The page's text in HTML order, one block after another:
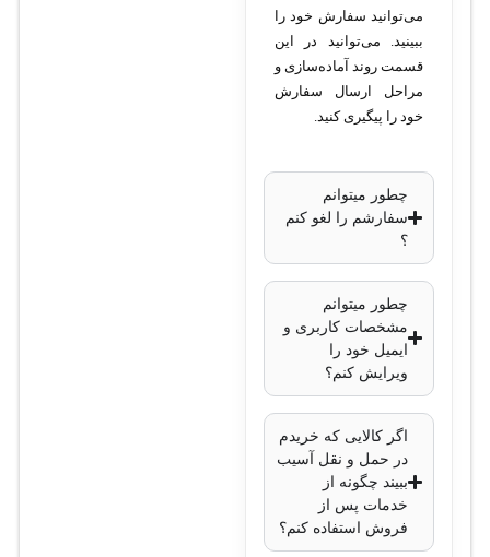
می‌توانید سفارش خود را
ببینید. می‌توانید در این
قسمت روند آماده‌سازی و
مراحل ارسال سفارش
خود را پیگیری کنید.
چطور میتوانم
سفارشم را لغو کنم
؟
چطور میتوانم
مشخصات کاربری و
ایمیل خود را
ویرایش کنم؟
اگر کالایی که خریدم
در حمل و نقل آسیب
ببیند چگونه از
خدمات پس از
فروش استفاده کنم؟